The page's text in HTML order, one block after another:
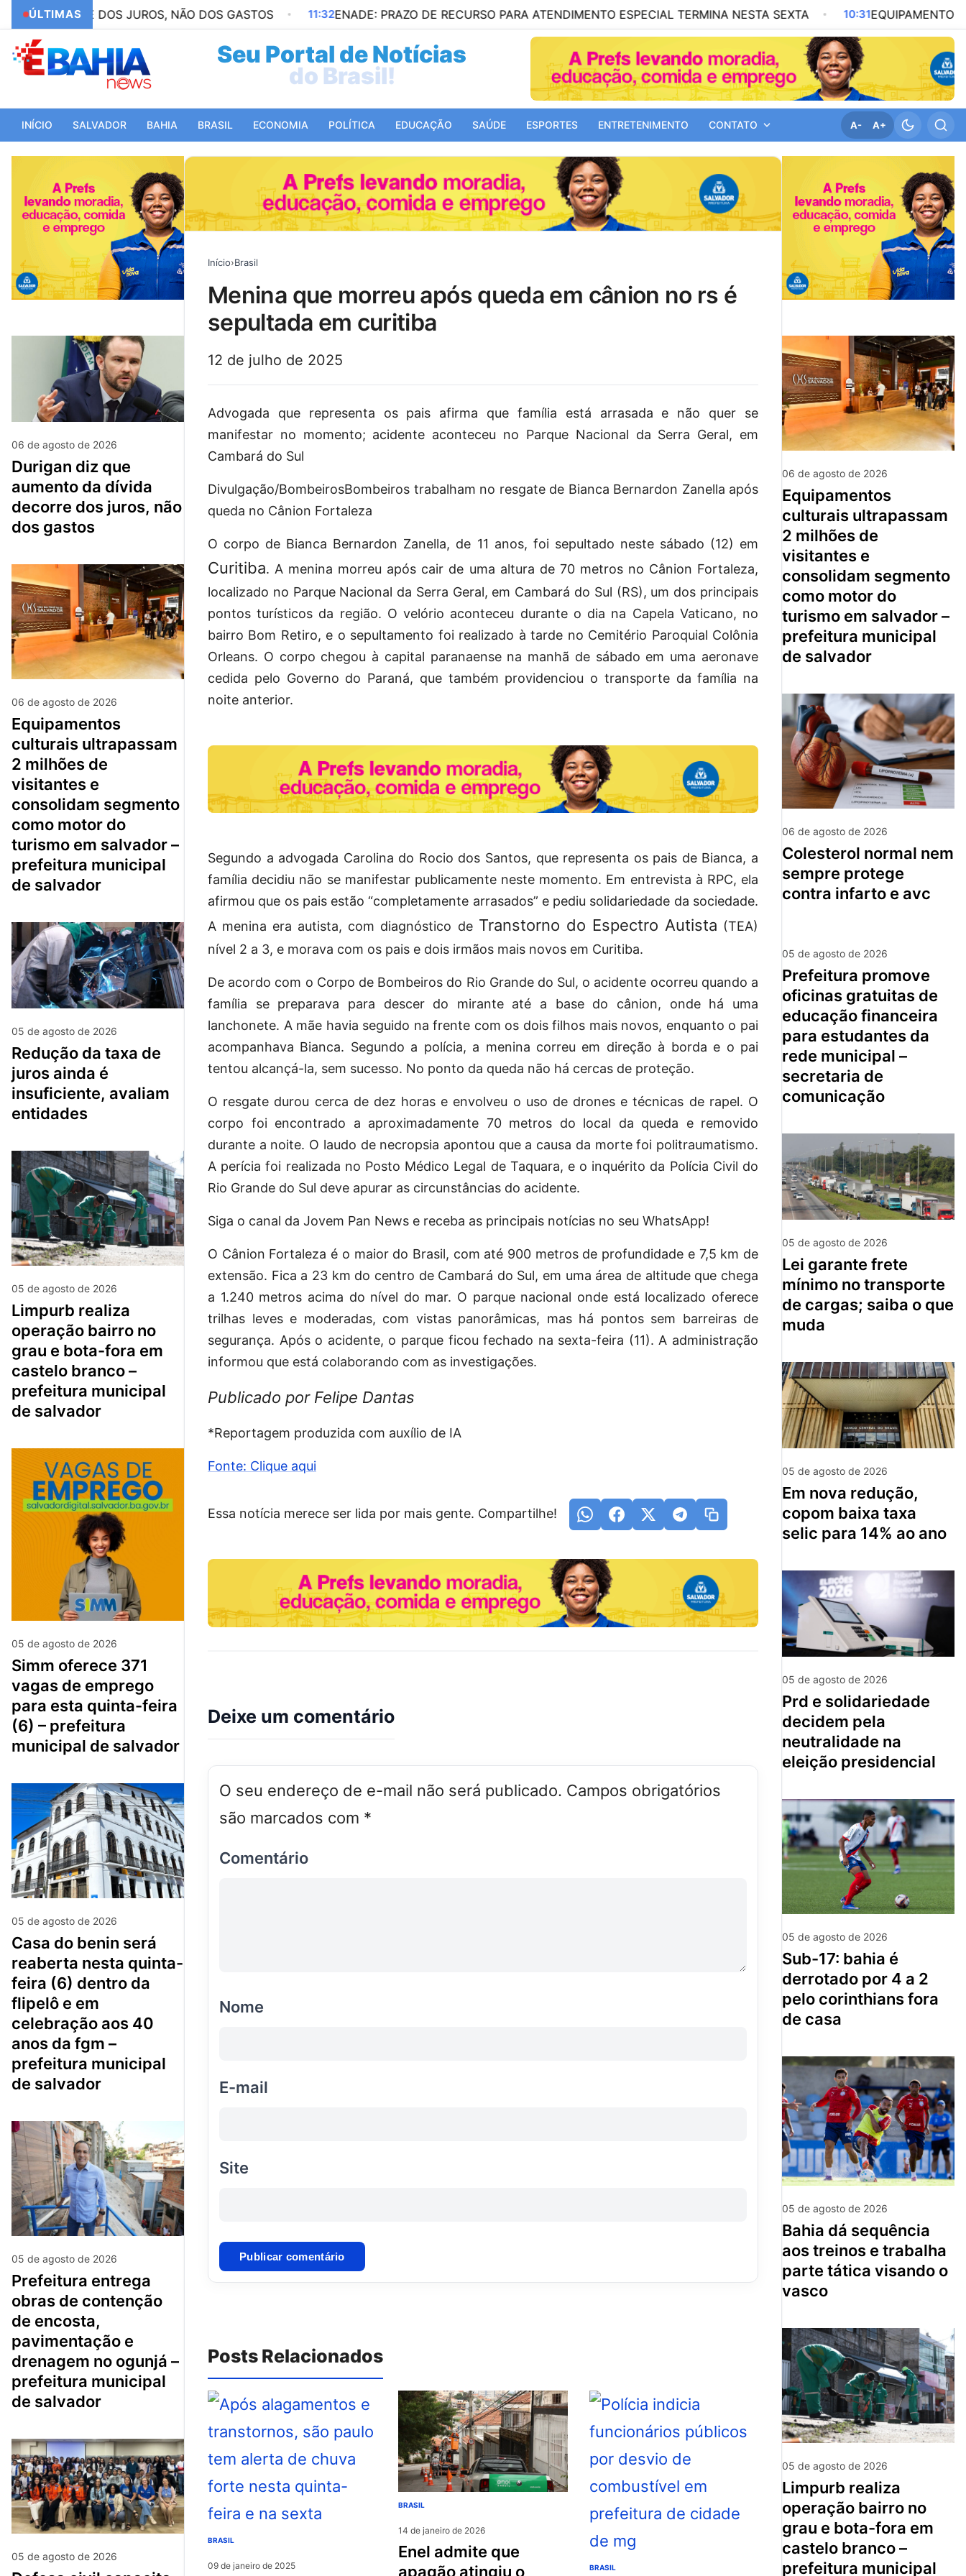
ÚLTIMAS
DOS JUROS, NÃO DOS GASTOS 11:32ENADE: PRAZO DE RECURSO PARA ATENDIMENTO ESPECIAL TERMINA NESTA SEXTA 10:31EQUIPAMENTOS CULTURAIS
Seu Portal de Notícias
do Mundo!
INÍCIO SALVADOR BAHIA BRASIL ECONOMIA POLÍTICA EDUCAÇÃO SAÚDE ESPORTES ENTRETENIMENTO CONTATO A- A+
06 de agosto de 2026
durigan diz que
aumento da dívida
decorre dos juros, não
dos gastos
06 de agosto de 2026
equipamentos
culturais ultrapassam
2 milhões de
visitantes e
consolidam segmento
como motor do
turismo em salvador –
prefeitura municipal
de salvador
05 de agosto de 2026
redução da taxa de
juros ainda é
insuficiente, avaliam
entidades
05 de agosto de 2026
limpurb realiza
operação bairro no
grau e bota-fora em
castelo branco –
prefeitura municipal
de salvador
05 de agosto de 2026
simm oferece 371
vagas de emprego
para esta quinta-feira
(6) – prefeitura
municipal de salvador
05 de agosto de 2026
casa do benin será
reaberta nesta quinta-
feira (6) dentro da
flipelô e em
celebração aos 40
anos da fgm –
prefeitura municipal
de salvador
05 de agosto de 2026
prefeitura entrega
obras de contenção
de encosta,
pavimentação e
drenagem no ogunjá –
prefeitura municipal
de salvador
05 de agosto de 2026
Início›Brasil
menina que morreu após queda em cânion no rs é
sepultada em curitiba
12 de julho de 2025
Advogada que representa os pais afirma que família está arrasada e não quer se
manifestar no momento; acidente aconteceu no Parque Nacional da Serra Geral, em
Cambará do Sul
Divulgação/BombeirosBombeiros trabalham no resgate de Bianca Bernardon Zanella após
queda no Cânion Fortaleza
O corpo de Bianca Bernardon Zanella, de 11 anos, foi sepultado neste sábado (12) em
Curitiba. A menina morreu após cair de uma altura de 70 metros no Cânion Fortaleza,
localizado no Parque Nacional da Serra Geral, em Cambará do Sul (RS), um dos principais
pontos turísticos da região. O velório aconteceu durante o dia na Capela Vaticano, no
bairro Bom Retiro, e o sepultamento foi realizado à tarde no Cemitério Paroquial Colônia
Orleans. O corpo chegou à capital paranaense na manhã de sábado em uma aeronave
cedida pelo Governo do Paraná, que também providenciou o transporte da família na
noite anterior.
Segundo a advogada Carolina do Rocio dos Santos, que representa os pais de Bianca, a
família decidiu não se manifestar publicamente neste momento. Em entrevista à RPC, ela
afirmou que os pais estão “completamente arrasados” e pediu solidariedade da sociedade.
A menina era autista, com diagnóstico de Transtorno do Espectro Autista (TEA)
nível 2 a 3, e morava com os pais e dois irmãos mais novos em Curitiba.
De acordo com o Corpo de Bombeiros do Rio Grande do Sul, o acidente ocorreu quando a
família se preparava para descer do mirante até a base do cânion, onde há uma
lanchonete. A mãe havia seguido na frente com os dois filhos mais novos, enquanto o pai
acompanhava Bianca. Segundo a polícia, a menina correu em direção à borda e o pai
tentou alcançá-la, sem sucesso. No ponto da queda não há cercas de proteção.
O resgate durou cerca de dez horas e envolveu o uso de drones e técnicas de rapel. O
corpo foi encontrado a aproximadamente 70 metros do local da queda e removido
durante a noite. O laudo de necropsia apontou que a causa da morte foi politraumatismo.
A perícia foi realizada no Posto Médico Legal de Taquara, e o inquérito da Polícia Civil do
Rio Grande do Sul deve apurar as circunstâncias do acidente.
Siga o canal da Jovem Pan News e receba as principais notícias no seu WhatsApp!
O Cânion Fortaleza é o maior do Brasil, com até 900 metros de profundidade e 7,5 km de
extensão. Fica a 23 km do centro de Cambará do Sul, em uma área de altitude que chega
a 1.240 metros acima do nível do mar. O parque nacional onde está localizado oferece
trilhas leves e moderadas, com vistas panorâmicas, mas há pontos sem barreiras de
segurança. Após o acidente, o parque ficou fechado na sexta-feira (11). A administração
informou que está colaborando com as investigações.
Publicado por Felipe Dantas
*Reportagem produzida com auxílio de IA
Fonte: Clique aqui
Essa notícia merece ser lida por mais gente. Compartilhe!
Deixe um comentário
O seu endereço de e-mail não será publicado. Campos obrigatórios
são marcados com *
Comentário
Nome
E-mail
Site
Posts Relacionados
BRASIL
09 de janeiro de 2025
BRASIL
14 de janeiro de 2026
enel admite que
apagão atingiu o
BRASIL
06 de agosto de 2026
equipamentos
culturais ultrapassam
2 milhões de
visitantes e
consolidam segmento
como motor do
turismo em salvador –
prefeitura municipal
de salvador
06 de agosto de 2026
colesterol normal nem
sempre protege
contra infarto e avc
05 de agosto de 2026
prefeitura promove
oficinas gratuitas de
educação financeira
para estudantes da
rede municipal –
secretaria de
comunicação
05 de agosto de 2026
lei garante frete
mínimo no transporte
de cargas; saiba o que
muda
05 de agosto de 2026
em nova redução,
copom baixa taxa
selic para 14% ao ano
05 de agosto de 2026
prd e solidariedade
decidem pela
neutralidade na
eleição presidencial
05 de agosto de 2026
sub-17: bahia é
derrotado por 4 a 2
pelo corinthians fora
de casa
05 de agosto de 2026
bahia dá sequência
aos treinos e trabalha
parte tática visando o
vasco
05 de agosto de 2026
limpurb realiza
operação bairro no
grau e bota-fora em
castelo branco –
prefeitura municipal